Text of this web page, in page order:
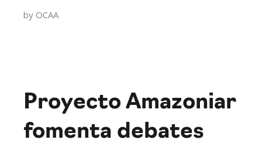
by OCAA
Proyecto Amazoniar
fomenta debates